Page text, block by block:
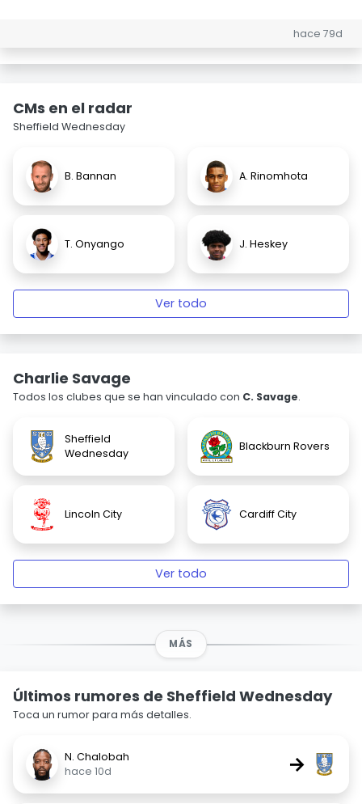
hace 79d
CMs en el radar
Sheffield Wednesday
B. Bannan A. Rinomhota
T. Onyango J. Heskey
Ver todo
Charlie Savage
Todos los clubes que se han vinculado con C. Savage.
Sheffield
Wednesday
Blackburn Rovers
Lincoln City Cardiff City
Ver todo
MÁS
Últimos rumores de Sheffield Wednesday
Toca un rumor para más detalles.
N. Chalobah
hace 10d
→